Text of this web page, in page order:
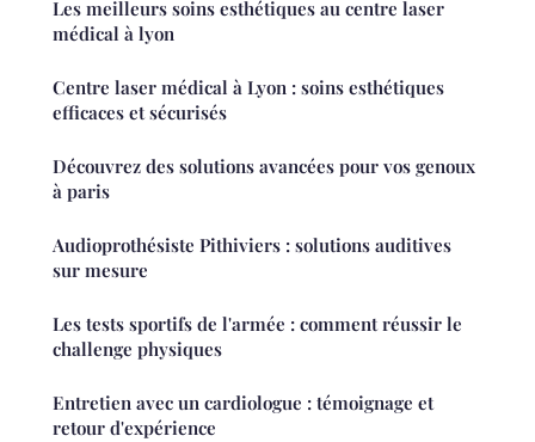
Les meilleurs soins esthétiques au centre laser
médical à lyon
Centre laser médical à Lyon : soins esthétiques
efficaces et sécurisés
Découvrez des solutions avancées pour vos genoux
à paris
Audioprothésiste Pithiviers : solutions auditives
sur mesure
Les tests sportifs de l'armée : comment réussir le
challenge physiques
Entretien avec un cardiologue : témoignage et
retour d'expérience